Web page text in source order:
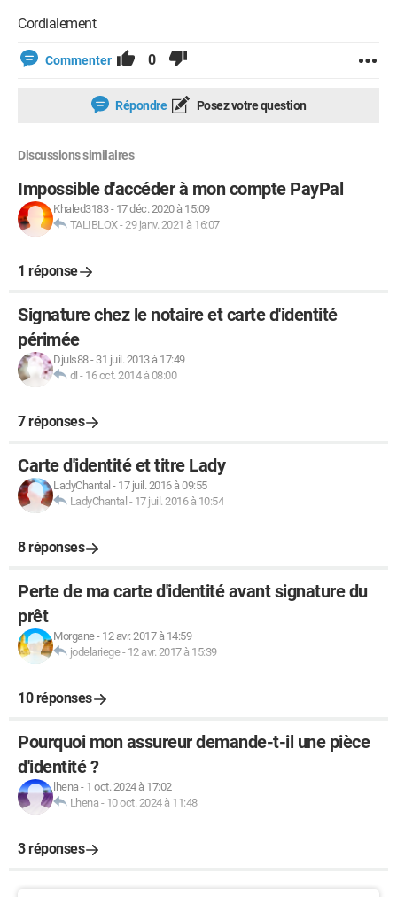
Cordialement
Commenter 0
Répondre Posez votre question
Discussions similaires
Impossible d'accéder à mon compte PayPal
Khaled3183- 17 déc. 2020 à 15:09
TALIBLOX-29 janv. 2021 à 16:07
1 réponse
Signature chez le notaire et carte d'identité
périmée
Djuls88- 31 juil. 2013 à 17:49
dl - 16 oct. 2014 à 08:00
7 réponses
Carte d'identité et titre Lady
LadyChantal - 17 juil. 2016 à 09:55
LadyChantal - 17 juil. 2016 à 10:54
8 réponses
Perte de ma carte d'identité avant signature du
prêt
Morgane- 12 avr. 2017 à 14:59
jodelariege- 12 avr. 2017 à 15:39
10 réponses
Pourquoi mon assureur demande-t-il une pièce
d'identité ?
lhena- 1 oct. 2024 à 17:02
Lhena - 10 oct. 2024 à 11:48
3 réponses